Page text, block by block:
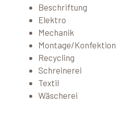
Beschriftung
Elektro
Mechanik
Montage/Konfektion
Recycling
Schreinerei
Textil
Wäscherei